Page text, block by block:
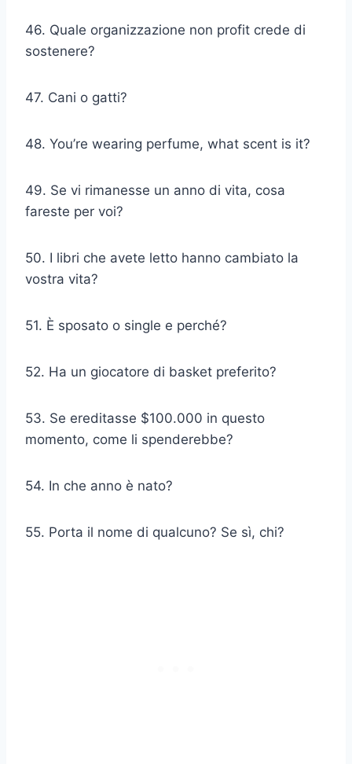
46. Quale organizzazione non profit crede di
sostenere?
47. Cani o gatti?
48. You’re wearing perfume, what scent is it?
49. Se vi rimanesse un anno di vita, cosa
fareste per voi?
50. I libri che avete letto hanno cambiato la
vostra vita?
51. È sposato o single e perché?
52. Ha un giocatore di basket preferito?
53. Se ereditasse $100.000 in questo
momento, come li spenderebbe?
54. In che anno è nato?
55. Porta il nome di qualcuno? Se sì, chi?